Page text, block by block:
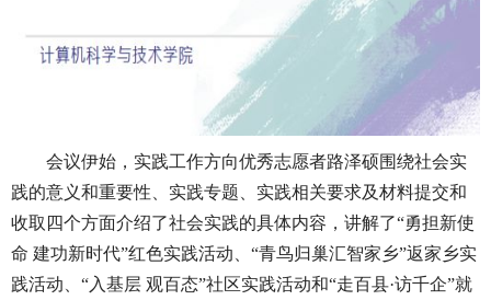
会议伊始，实践工作方向优秀志愿者路泽硕围绕社会实
践的意义和重要性、实践专题、实践相关要求及材料提交和
收取四个方面介绍了社会实践的具体内容，讲解了“勇担新使
命 建功新时代”红色实践活动、“青鸟归巢汇智家乡”返家乡实
践活动、“入基层 观百态”社区实践活动和“走百县·访千企”就